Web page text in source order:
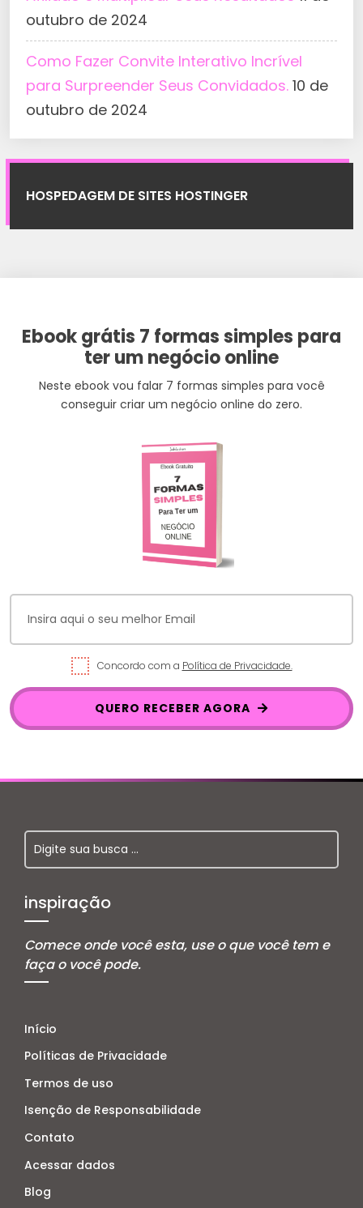
outubro de 2024
Como Fazer Convite Interativo Incrível
para Surpreender Seus Convidados. 10 de
outubro de 2024
HOSPEDAGEM DE SITES HOSTINGER
Ebook grátis 7 formas simples para
ter um negócio online
Neste ebook vou falar 7 formas simples para você
conseguir criar um negócio online do zero.
Concordo com a Política de Privacidade.
QUERO RECEBER AGORA
inspiração
Comece onde você esta, use o que você tem e
faça o você pode.
Início
Políticas de Privacidade
Termos de uso
Isenção de Responsabilidade
Contato
Acessar dados
Blog